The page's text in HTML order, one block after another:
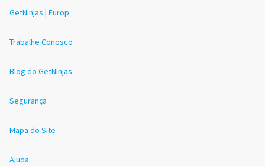
GetNinjas | Europ
Trabalhe Conosco
Blog do GetNinjas
Segurança
Mapa do Site
Ajuda